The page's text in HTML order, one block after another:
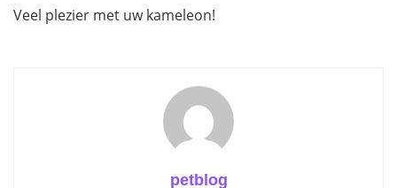
Veel plezier met uw kameleon!
petblog